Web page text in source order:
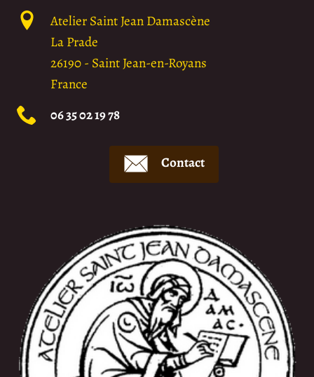
Atelier Saint Jean Damascène
La Prade
26190- Saint Jean-en-Royans
France
06 35 02 19 78
Contact